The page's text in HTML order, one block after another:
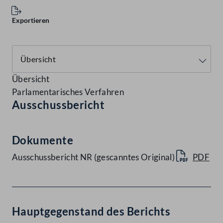
Exportieren
Übersicht
Parlamentarisches Verfahren
Ausschussbericht
Dokumente
Ausschussbericht NR (gescanntes Original) PDF
Hauptgegenstand des Berichts